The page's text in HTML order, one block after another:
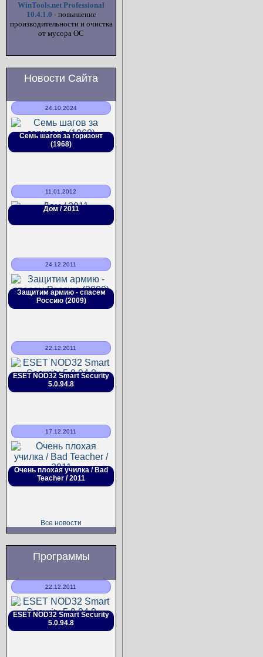
WinTools.net Professional
10.4.1.0 - повышение
производительности и очистка
от мусора ОС
Новости Сайта
24.10.2024
Семь шагов за горизонт
(1968)
11.01.2012
Дом / 2011
24.12.2011
Защитим армию - спасем
Россию (2009)
22.12.2011
ESET NOD32 Smart Security
5.0.94.8
17.12.2011
Очень плохая училка / Bad
Teacher / 2011
Все новости
Программы
22.12.2011
ESET NOD32 Smart Security
5.0.94.8